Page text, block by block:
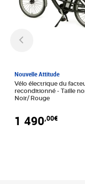
Nouvelle Attitude
Vélo électrique du
reconditionné - Taille normale -
Noir/ Rouge
1 490,00€